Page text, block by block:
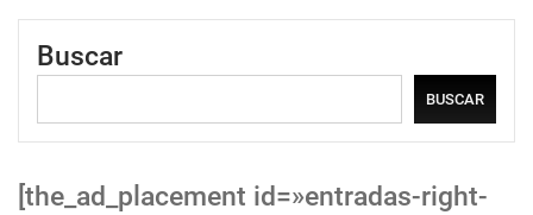
Buscar
BUSCAR
[the_ad_placement id=»entradas-right-